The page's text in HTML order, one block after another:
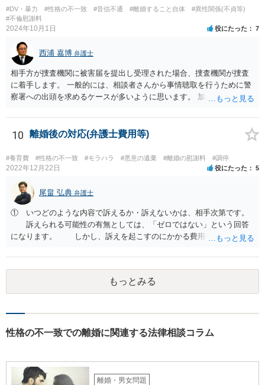
#DV・暴力 #性格の不一致 #音信不通 #離婚すること自体
#異性関係(不貞等)
#不倫慰謝料
2024年10月1日 役にたった 7
西浦 嘉博 弁護士
相手方が捜査機関に被害届を提出し受理された場合、捜査機関が捜査
に着手します。 一般的には、相談者さんから事情聴取を行うために警
察署への出頭を求めるケースが多いように思います。 加えて、相手方
具合などを実況見分調書で保存したりなど証拠を収集し、立件する方
針を決めた場合は検察庁に事件を送致する流れとなることが見込まれ
10 離婚後の対応(弁護士費用等)
#養育費 #性格の不一致 #モラハラ #悪意の遺棄 #離婚の慰謝料 #調停
2022年12月22日 役にたった 5
尾畠 弘典 弁護士
① いつどのような内容で訴えるか・訴えないかは、相手次第です。
訴えられる可能性の有無としては、「ゼロではない」という回答
になります。 しかし、訴えを起こすのにかかる費用や手間を考え
能力がない状況で作成した場合などは、無効になったり取り消された
りする可能性があります。しかし、法的には無効や取消しを主張する
ハードルはとても高いです。お聞きする限り、今回のケースでは無効
や取消しとなるような事情はないと思われます。 ③ 公正証書を作成
ります）と、合意内容について双方の了承が必要です。 現状では相
費増額を求める調停を提起するのがお勧めです。 調停で話し合いが
まとまらなければ、審判といって、それぞれの収入をもとに裁判所が
もっとみる
性格の不一致での離婚に関連する法律相談コラム
離婚・男女問題